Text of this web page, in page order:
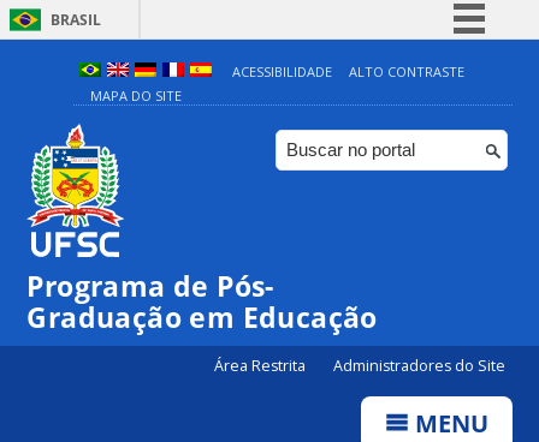
BRASIL
Simplifique!
Comunica BR
Participe
ACESSIBILIDADE
ALTO CONTRASTE
MAPA DO SITE
Programa de Pós-
Graduação em Educação
Área Restrita Administradores do Site
MENU